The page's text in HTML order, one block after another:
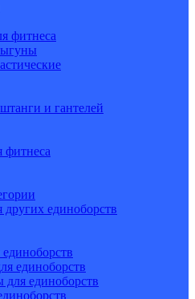
фитнеса
и гантелей
фитнеса
единоборств
единоборств
для единоборств